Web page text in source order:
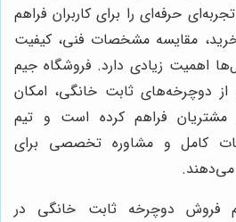
حرفه‌ای را برای کاربران فراهم
خرید، مقایسه مشخصات فنی، کیفیت
اهمیت زیادی دارد. فروشگاه جیم
از دوچرخه‌های ثابت خانگی، امکان
مشتریان فراهم کرده است و تیم
کامل و مشاوره تخصصی برای
می‌دهند.
فروش دوچرخه ثابت خانگی در